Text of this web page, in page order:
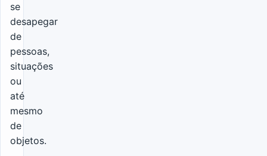
se
desapegar
de
pessoas,
situações
ou
até
mesmo
de
objetos.